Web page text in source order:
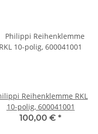
Reihenklemme RKL
10-polig, 600041001
100,00 € *